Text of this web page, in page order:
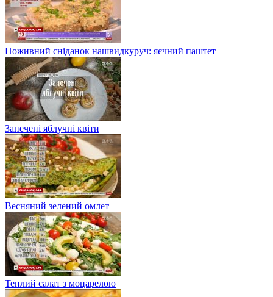
Поживний сніданок нашвидкуруч: яєчний паштет
Запечені яблучні квіти
Весняний зелений омлет
Теплий салат з моцарелою